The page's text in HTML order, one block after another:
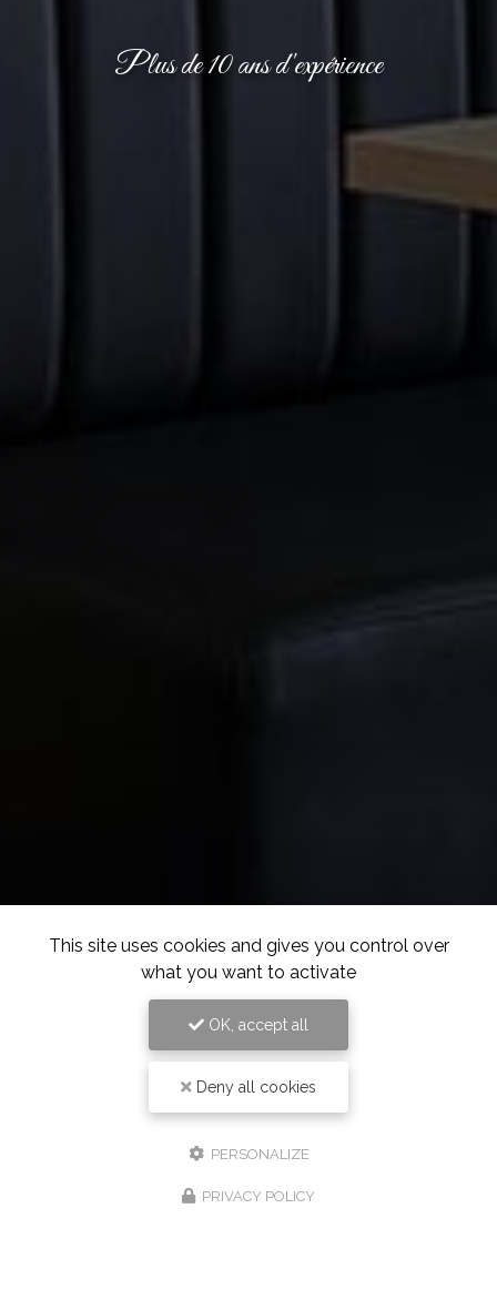
Plus de 10 ans d'expérience
This site uses cookies and gives you control over
what you want to activate
OK, accept all
Deny all cookies
PERSONALIZE
PRIVACY POLICY